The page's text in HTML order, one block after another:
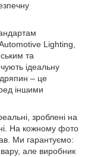
Lighting,
та
ідеальну
– це
іншими
зроблені на
На кожному фото
Ми гарантуємо:
але виробник